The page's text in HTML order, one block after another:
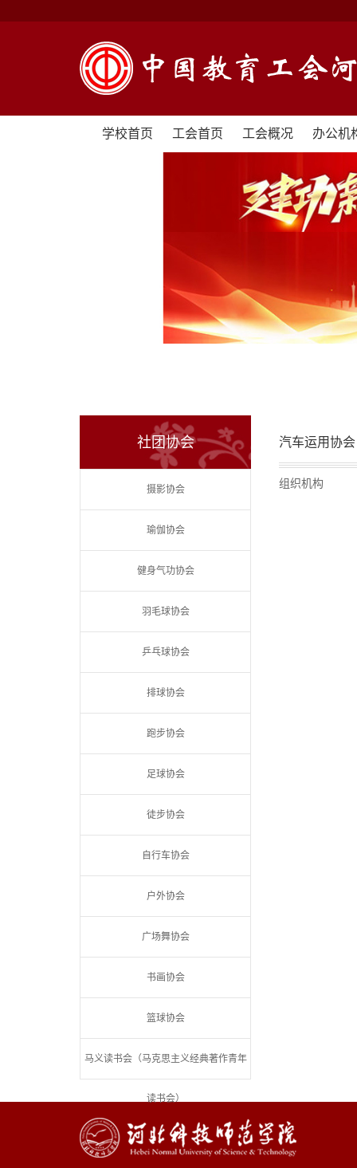
学校首页 工会首页 工会概况 办公机
社团协会
摄影协会
瑜伽协会
健身气功协会
羽毛球协会
乒乓球协会
排球协会
跑步协会
足球协会
徒步协会
自行车协会
户外协会
广场舞协会
书画协会
篮球协会
马义读书会（马克思主义经典著作青年
读书会）
汽车运用协会
组织机构